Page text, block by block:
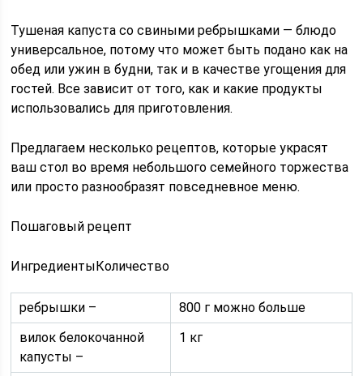
Тушеная капуста со свиными ребрышками — блюдо
универсальное, потому что может быть подано как на
обед или ужин в будни, так и в качестве угощения для
гостей. Все зависит от того, как и какие продукты
использовались для приготовления.
Предлагаем несколько рецептов, которые украсят
ваш стол во время небольшого семейного торжества
или просто разнообразят повседневное меню.
Пошаговый рецепт
ИнгредиентыКоличество
ребрышки –
800 г можно больше
вилок белокочанной
капусты –
1 кг